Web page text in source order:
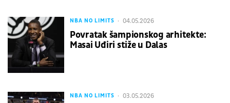
NBA NO LIMITS 04.05.2026
Povratak šampionskog arhitekte:
Masai Uđiri stiže u Dalas
NBA NO LIMITS 03.05.2026